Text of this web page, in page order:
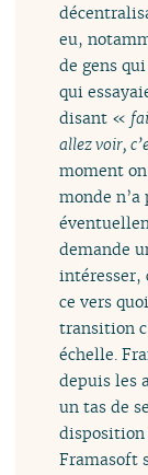
eu,
de gens
qui
disant «
allez voir,
moment
monde n’a
demande
intéresser,
ce vers
transition
échelle.
depuis les
un tas de
disposition
Framasoft